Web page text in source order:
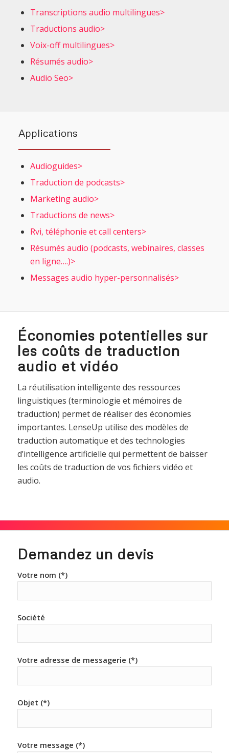
Transcriptions audio multilingues>
Traductions audio>
Voix-off multilingues>
Résumés audio>
Audio Seo>
Applications
Audioguides>
Traduction de podcasts>
Marketing audio>
Traductions de news>
Rvi, téléphonie et call centers>
Résumés audio (podcasts, webinaires, classes
en ligne….)>
Messages audio hyper-personnalisés>
Économies potentielles sur
les coûts de traduction
audio et vidéo
La réutilisation intelligente des ressources
linguistiques (terminologie et mémoires de
traduction) permet de réaliser des économies
importantes. LenseUp utilise des modèles de
traduction automatique et des technologies
d’intelligence artificielle qui permettent de baisser
les coûts de traduction de vos fichiers vidéo et
audio.
Demandez un devis
Votre nom (*)
Société
Votre adresse de messagerie (*)
Objet (*)
Votre message (*)